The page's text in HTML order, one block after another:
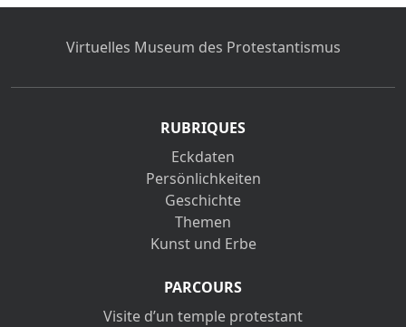
Virtuelles Museum des Protestantismus
RUBRIQUES
Eckdaten
Persönlichkeiten
Geschichte
Themen
Kunst und Erbe
PARCOURS
Visite d’un temple protestant